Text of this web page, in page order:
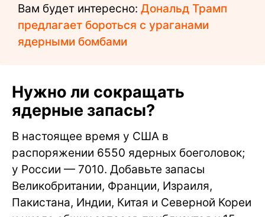
Вам будет интересно: Дональд Трамп
предлагает бороться с ураганами
ядерными бомбами
Нужно ли сокращать
ядерные запасы?
В настоящее время у США в
распоряжении 6550 ядерных боеголовок;
у России — 7010. Добавьте запасы
Великобритании, Франции, Израиля,
Пакистана, Индии, Китая и Северной Кореи